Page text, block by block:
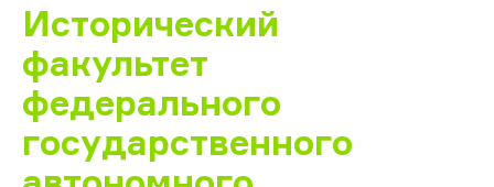
Исторический
факультет
федерального
государственного